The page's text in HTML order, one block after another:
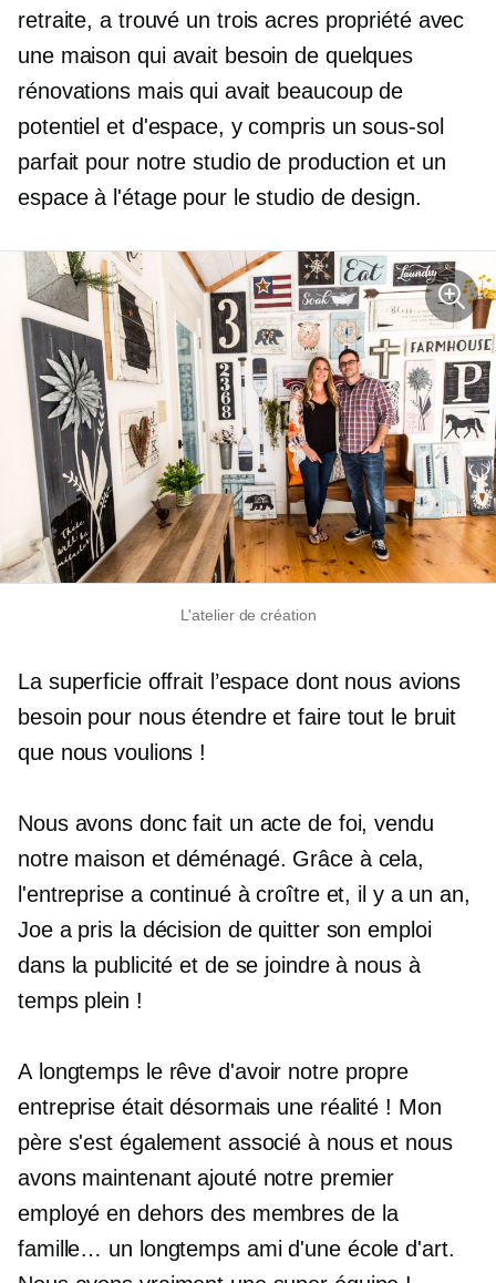
retraite, a trouvé un trois acrespropriété avec
une maison qui avait besoin de quelques
rénovations mais qui avait beaucoup de
potentiel et d'espace, y compris un sous-sol
parfait pour notre studio de production et un
espace à l'étage pour le studio de design.
L'atelier de création
La superficie offrait l’espace dont nous avions
besoin pour nous étendre et faire tout le bruit
que nous voulions !
Nous avons donc fait un acte de foi, vendu
notre maison et déménagé. Grâce à cela,
l'entreprise a continué à croître et, il y a un an,
Joe a pris la décision de quitter son emploi
dans la publicité et de se joindre à nous à
temps plein !
A longtempsle rêve d'avoir notre propre
entreprise était désormais une réalité ! Mon
père s'est également associé à nous et nous
avons maintenant ajouté notre premier
employé en dehors des membres de la
famille… un longtempsami d'une école d'art.